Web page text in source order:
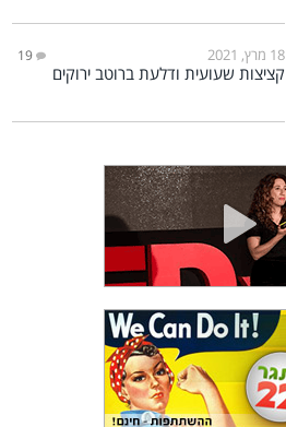
18 מרץ, 2021 19
קציצות שעועית ודלעת ברוטב ירוקים